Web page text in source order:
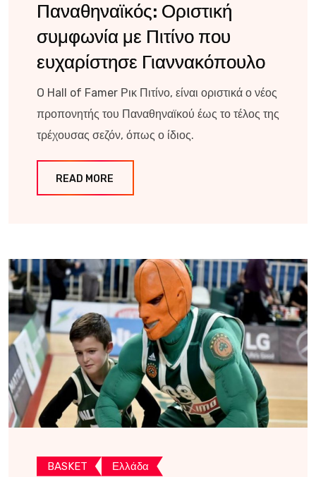
Παναθηναϊκός: Οριστική
συμφωνία με Πιτίνο που
ευχαρίστησε Γιαννακόπουλο
O Hall of Famer Ρικ Πιτίνο, είναι οριστικά ο νέος
προπονητής του Παναθηναϊκού έως το τέλος της
τρέχουσας σεζόν, όπως ο ίδιος.
READ MORE
BASKET Ελλάδα